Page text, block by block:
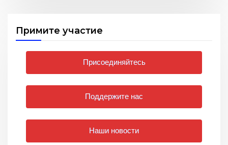
Примите участие
Присоединяйтесь
Поддержите нас
Наши новости